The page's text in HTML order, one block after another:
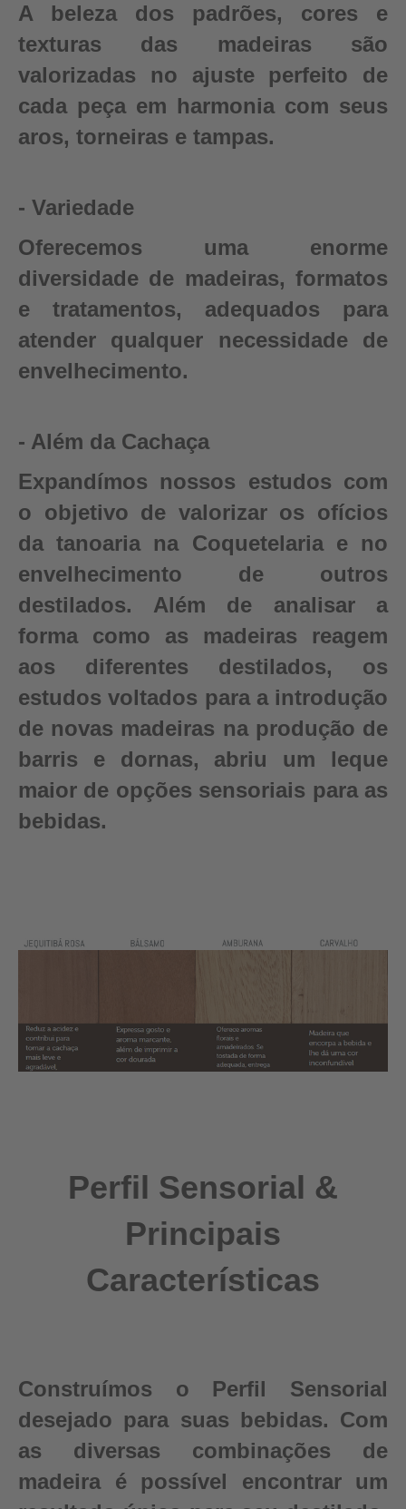
A beleza dos padrões, cores e
texturas das madeiras são
valorizadas no ajuste perfeito de
cada peça em harmonia com seus
aros, torneiras e tampas.
- Variedade
Oferecemos uma enorme
diversidade de madeiras, formatos
e tratamentos, adequados para
atender qualquer necessidade de
envelhecimento.
- Além da Cachaça
Expandímos nossos estudos com
o objetivo de valorizar os ofícios
da tanoaria na Coquetelaria e no
envelhecimento de outros
destilados. Além de analisar a
forma como as madeiras reagem
aos diferentes destilados, os
estudos voltados para a introdução
de novas madeiras na produção de
barris e dornas, abriu um leque
maior de opções sensoriais para as
bebidas.
Perfil Sensorial &
Principais
Características
Construímos o Perfil Sensorial
desejado para suas bebidas. Com
as diversas combinações de
madeira é possível encontrar um